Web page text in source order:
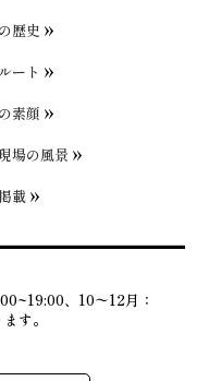
歴史
ート
素顔
場の風景
載
、10〜12月：
す。